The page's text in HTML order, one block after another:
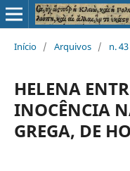
Início / Arquivos / n.
HELENA
INOCÊNCIA
GREGA, DE